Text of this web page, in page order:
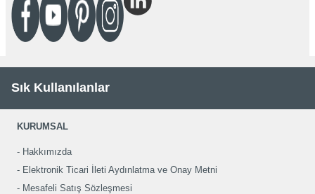
Sık Kullanılanlar
KURUMSAL
Hakkımızda
Elektronik Ticari İleti Aydınlatma ve Onay Metni
Mesafeli Satış Sözleşmesi